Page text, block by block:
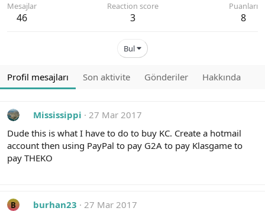
Mesajlar
46
Reaction score
3
Puanları
8
Bul
Profil mesajları Son aktivite Gönderiler Hakkında
Mississippi
27 Mar 2017
Dude this is what I have to do to buy KC. Create a hotmail
account then using PayPal to pay G2A to pay Klasgame to
pay THEKO
B burhan23
27 Mar 2017